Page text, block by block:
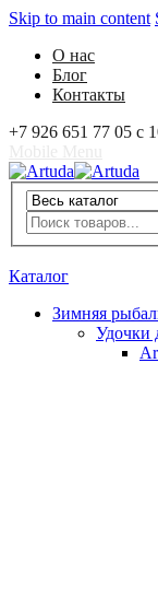
Skip to main content
О нас
Блог
Контакты
+7 926 651 77 05 с
Artuda
Search
Каталог
Зимняя
Удочки